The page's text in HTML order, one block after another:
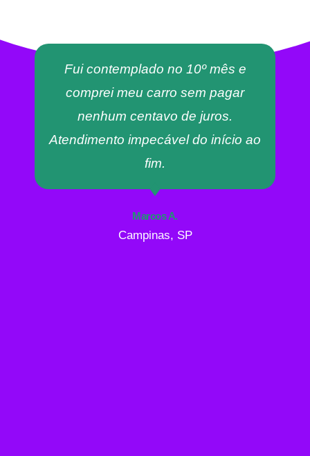
Fui contemplado no 10º mês e
comprei meu carro sem pagar
nenhum centavo de juros.
Atendimento impecável do início ao
fim.
Marcos A.
Campinas, SP